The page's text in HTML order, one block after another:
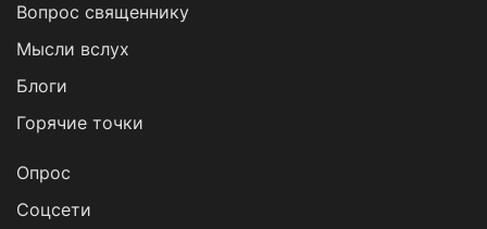
Вопрос священнику
Мысли вслух
Блоги
Горячие точки
Опрос
Cоцсети